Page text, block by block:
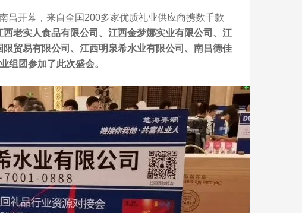
开幕，来自全国200多家优质礼业供应商携数千款
老实人食品有限公司、江西金梦娜实业有限公司、江
贸易有限公司、江西明泉希水业有限公司、南昌德佳
组团参加了此次盛会。